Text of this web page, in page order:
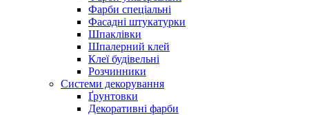
Фарби спеціальні
Фасадні штукатурки
Шпаклівки
Шпалерний клей
Клеї будівельні
Розчинники
Системи декорування
Ґрунтовки
Декоративні фарби